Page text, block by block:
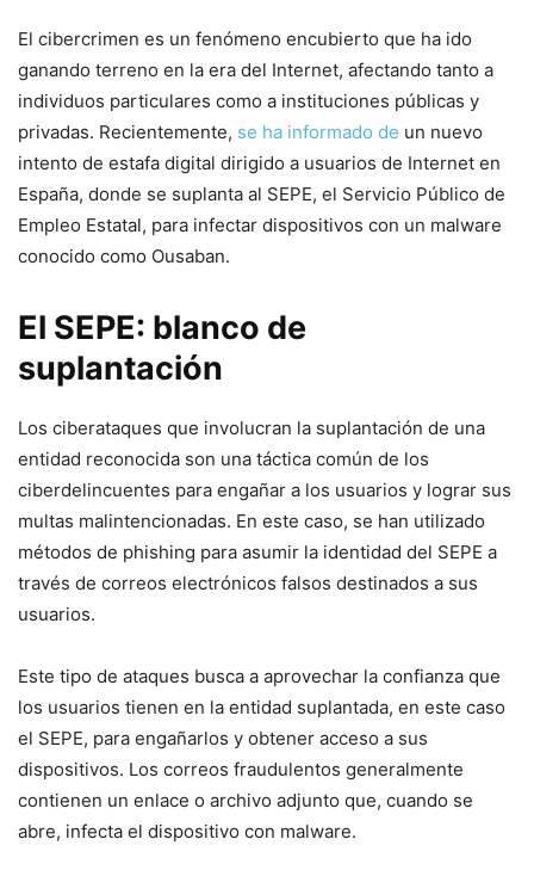
El cibercrimen es un fenómeno encubierto que ‍ha ido
ganando terreno en la era del Internet, afectando⁢ tanto a
individuos particulares como a instituciones públicas y
privadas. Recientemente, se ha informado de un nuevo
intento⁣ de estafa digital dirigido a usuarios de Internet en
España, donde se suplanta al SEPE, el Servicio Público ⁤de
Empleo Estatal, ⁢para ‍infectar dispositivos con un malware
conocido⁤ como Ousaban.
El⁤ SEPE: blanco de
suplantación
Los ciberataques que involucran la suplantación de una
entidad reconocida son una táctica común de los
ciberdelincuentes para engañar ‍a los usuarios y lograr sus
multas⁤ malintencionadas. En este⁤ caso, se han utilizado
métodos de phishing para asumir la identidad del SEPE ⁣a
través de correos electrónicos falsos destinados​ a sus
usuarios.
Este tipo de ataques busca a aprovechar la confianza que
los usuarios tienen en la entidad suplantada, en este‌ caso
el SEPE, para engañarlos y obtener acceso a sus‌
dispositivos. Los correos fraudulentos generalmente
contienen un enlace o ‌archivo adjunto que, cuando se
abre, infecta el dispositivo​ con malware.